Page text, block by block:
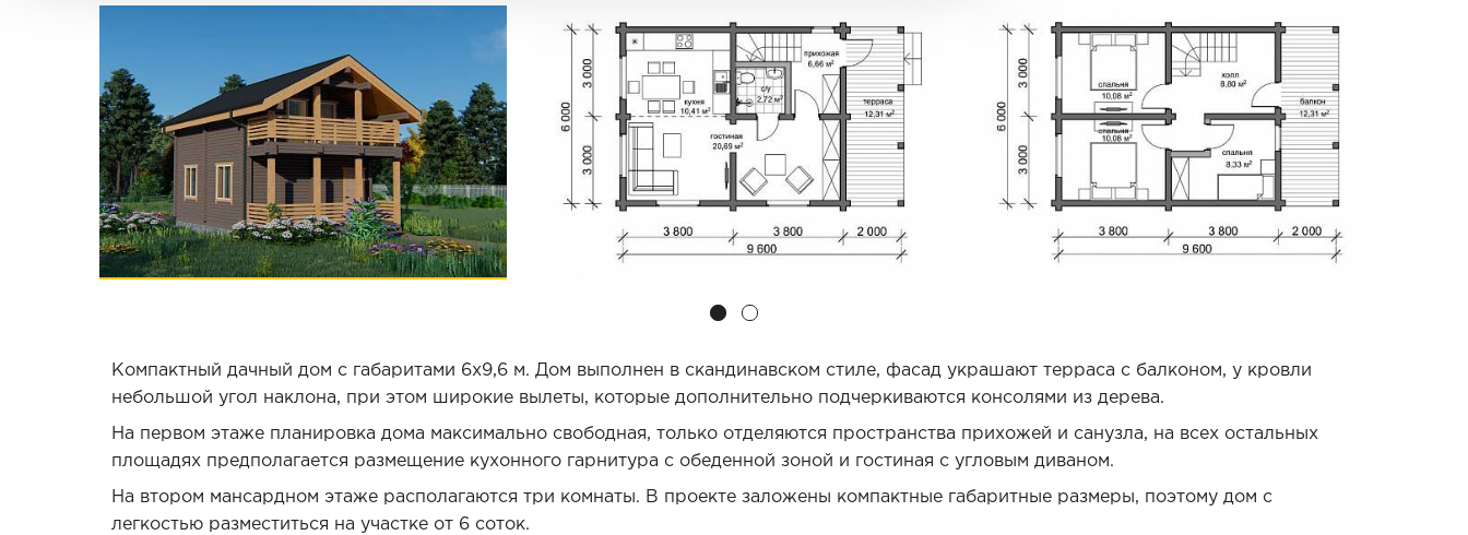
Компактный дачный дом с габаритами 6х9,6 м. Дом выполнен в скандинавском стиле, фасад украшают терраса с балконом, у кровли
небольшой угол наклона, при этом широкие вылеты, которые дополнительно подчеркиваются консолями из дерева.
На первом этаже планировка дома максимально свободная, только отделяются пространства прихожей и санузла, на всех остальных
площадях предполагается размещение кухонного гарнитура с обеденной зоной и гостиная с угловым диваном.
На втором мансардном этаже располагаются три комнаты. В проекте заложены компактные габаритные размеры, поэтому дом с
легкостью разместиться на участке от 6 соток.